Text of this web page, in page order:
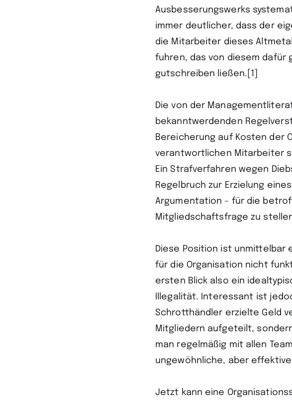
Ausbesserungswerks
immer deutlicher, dass der
die Mitarbeiter dieses
fuhren, das von diesem dafür
gutschreiben ließen.[1]
Die von der
bekanntwerdenden
Bereicherung auf Kosten der
verantwortlichen Mitarbeiter
Ein Strafverfahren wegen
Regelbruch zur Erzielung
Argumentation – für die
Mitgliedschaftsfrage zu
Diese Position ist unmittelbar
für die Organisation nicht
ersten Blick also ein
Illegalität. Interessant ist
Schrotthändler erzielte Geld
Mitgliedern aufgeteilt,
man regelmäßig mit allen
ungewöhnliche, aber effektive
Jetzt kann eine